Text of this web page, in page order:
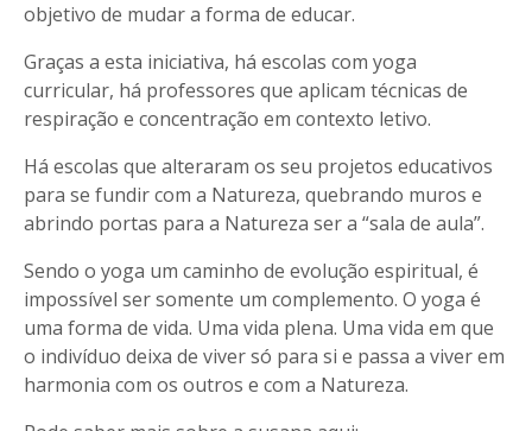
objetivo de mudar a forma de educar.
Graças a esta iniciativa, há escolas com yoga
curricular, há professores que aplicam técnicas de
respiração e concentração em contexto letivo.
Há escolas que alteraram os seu projetos educativos
para se fundir com a Natureza, quebrando muros e
abrindo portas para a Natureza ser a “sala de aula”.
Sendo o yoga um caminho de evolução espiritual, é
impossível ser somente um complemento. O yoga é
uma forma de vida. Uma vida plena. Uma vida em que
o indivíduo deixa de viver só para si e passa a viver em
harmonia com os outros e com a Natureza.